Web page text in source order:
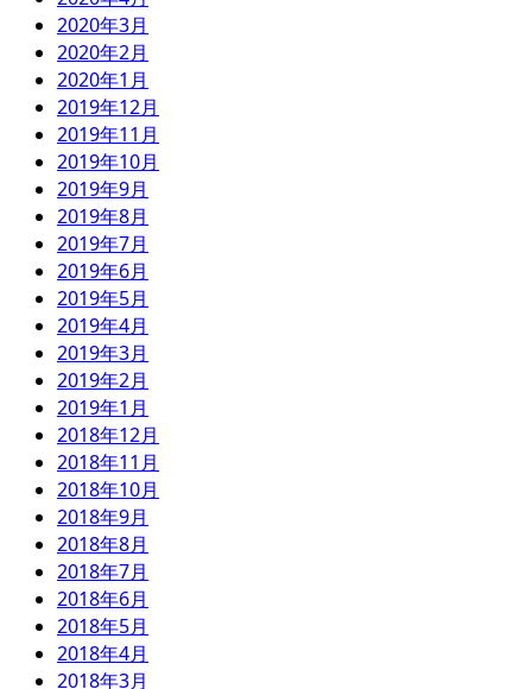
2020年3月
2020年2月
2020年1月
2019年12月
2019年11月
2019年10月
2019年9月
2019年8月
2019年7月
2019年6月
2019年5月
2019年4月
2019年3月
2019年2月
2019年1月
2018年12月
2018年11月
2018年10月
2018年9月
2018年8月
2018年7月
2018年6月
2018年5月
2018年4月
2018年3月